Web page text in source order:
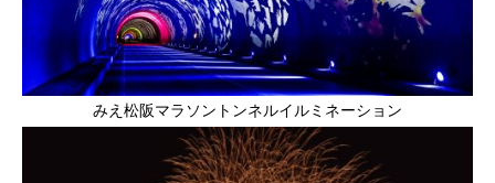
みえ松阪マラソントンネルイルミネーション